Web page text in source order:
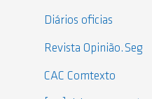
Diários oficias
Revista Opinião.Seg
CAC Comtexto